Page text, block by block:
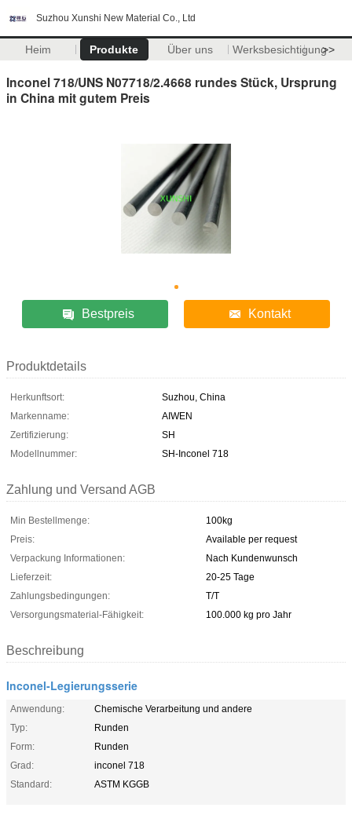
Suzhou Xunshi New Material Co., Ltd
Heim Produkte Über uns Werksbesichtigung>>
Inconel 718/UNS N07718/2.4668 rundes Stück, Ursprung
in China mit gutem Preis
Bestpreis Kontakt
Produktdetails
Herkunftsort:
Suzhou, China
Markenname:
AIWEN
Zertifizierung:
SH
Modellnummer:
SH-Inconel 718
Zahlung und Versand AGB
Min Bestellmenge:
100kg
Preis:
Available per request
Verpackung Informationen:
Nach Kundenwunsch
Lieferzeit:
20-25 Tage
Zahlungsbedingungen:
T/T
Versorgungsmaterial-Fähigkeit:
100.000 kg pro Jahr
Beschreibung
Inconel-Legierungsserie
Anwendung:
Chemische Verarbeitung und andere
Typ:
Runden
Form:
Runden
Grad:
inconel 718
Standard:
ASTM KGGB